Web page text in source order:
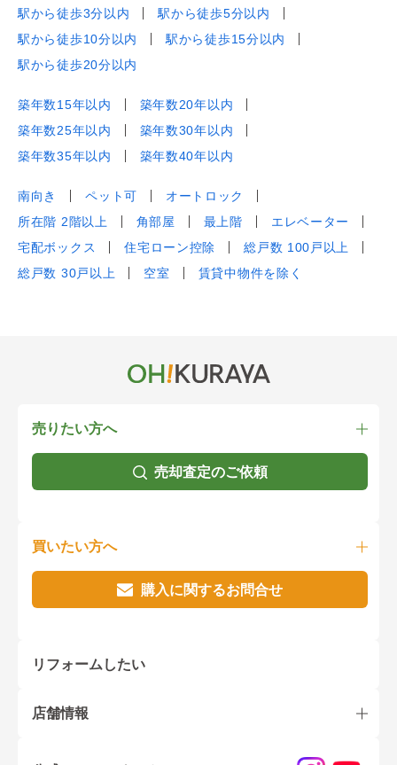
駅から徒歩3分以内
駅から徒歩5分以内
駅から徒歩10分以内
駅から徒歩15分以内
駅から徒歩20分以内
築年数15年以内
築年数20年以内
築年数25年以内
築年数30年以内
築年数35年以内
築年数40年以内
南向き ペット可
オートロック
所在階 2階以上
角部屋 最上階
エレベーター
宅配ボックス
住宅ローン控除
総戸数 100戸以上
総戸数 30戸以上
空室 賃貸中物件を除く
売りたい方へ
売却査定のご依頼
買いたい方へ
購入に関するお問合せ
リフォームしたい
店舗情報